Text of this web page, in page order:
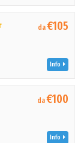
da€105
Info
da€100
Info